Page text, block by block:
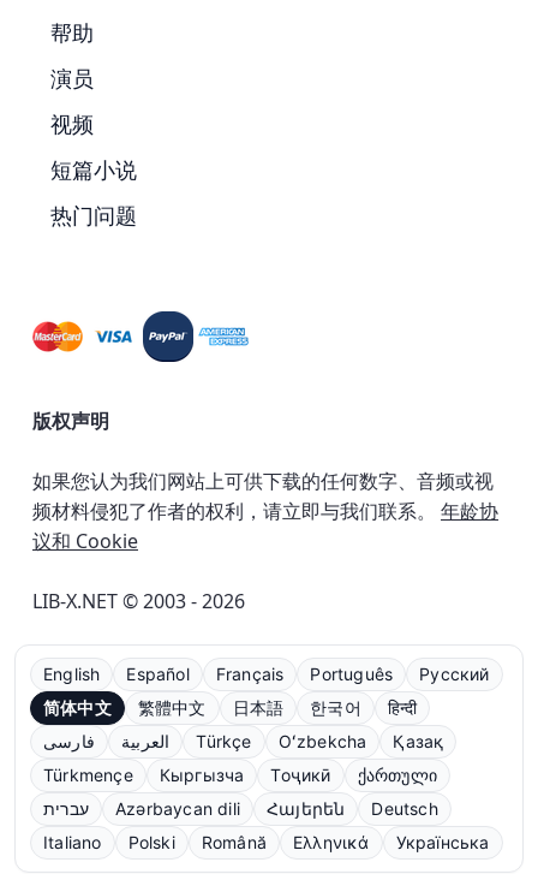
帮助
演员
视频
短篇小说
热门问题
版权声明
如果您认为我们网站上可供下载的任何数字、音频或视
频材料侵犯了作者的权利，请立即与我们联系。 年龄协
议和 Cookie
LIB-X.NET © 2003 - 2026
English Español Français Português
Русский
简体中文
繁體中文 日本語 한국어
हिन्दी
فارسی
العربية Türkçe Oʻzbekcha
Қазақ
Türkmençe
Кыргызча Тоҷикӣ
ქართული
עברית
Azərbaycan dili Հայերեն
Deutsch
Italiano
Polski Română Ελληνικά Українська